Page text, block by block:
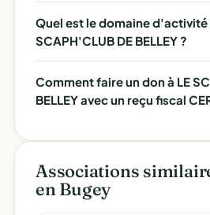
Quel est le domaine d'activité
SCAPH'CLUB DE BELLEY ?
Comment faire un don à LE
BELLEY avec un reçu fiscal
Associations
en Bugey